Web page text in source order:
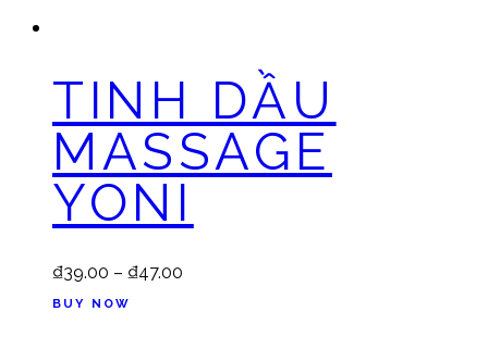
TINH DẦU
MASSAGE
YONI
₫39.00 – ₫47.00
BUY NOW